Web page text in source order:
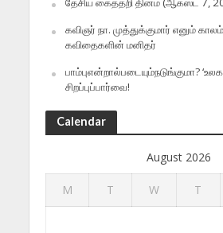
கவிஞர் நா. முத்துக்குமார் எனும்
கவிதைகளின் மனிதர்
பாம்புஎன்றால்படையும்நடுங்குமா?
சிறப்புப்பார்வை!
Calendar
August 2026
M T W T